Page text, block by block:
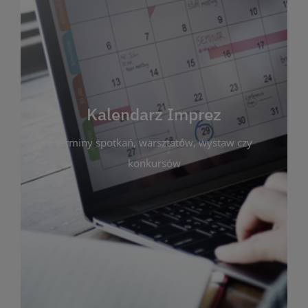
Kalendarz Imprez
terminy spotkań, warsztatów, wystaw czy
konkursów
Kalendarz Imprez
Zakładka ta gromadzi wszystkie planowane
wydarzenia kulturalne i edukacyjne organizowane
przez bibliotekę. Możesz tu sprawdzić terminy
spotkań, warsztatów, wystaw czy konkursów.
Dzięki przejrzystemu kalendarzowi łatwo
zaplanujesz udział w interesujących Cię
wydarzeniach. Aktualizujemy harmonogram na
bieżąco, by zawsze był zgodny z planem pracy
biblioteki. Zapraszamy do śledzenia i uczestnictwa
w życiu kulturalnym miasta!
WIĘCEJ